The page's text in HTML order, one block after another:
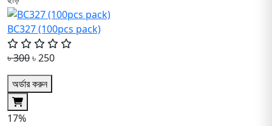
BC327 (100pcs pack)
৳ 300৳ 250
অর্ডার করুন
17%